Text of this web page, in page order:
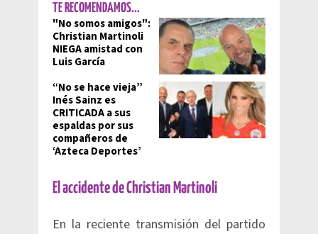
TE RECOMENDAMOS...
"No somos amigos":
Christian Martinoli
NIEGA amistad con
Luis García
“No se hace vieja”
Inés Sainz es
CRITICADA a sus
espaldas por sus
compañeros de
‘Azteca Deportes’
El accidente de Christian Martinoli
En la reciente transmisión del partido